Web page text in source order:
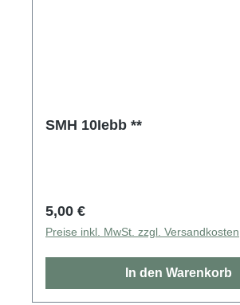
SMH 10Iebb **
Regulärer Preis:
5,00 €
Preise inkl. MwSt. zzgl. Versandkosten
In den Warenkorb